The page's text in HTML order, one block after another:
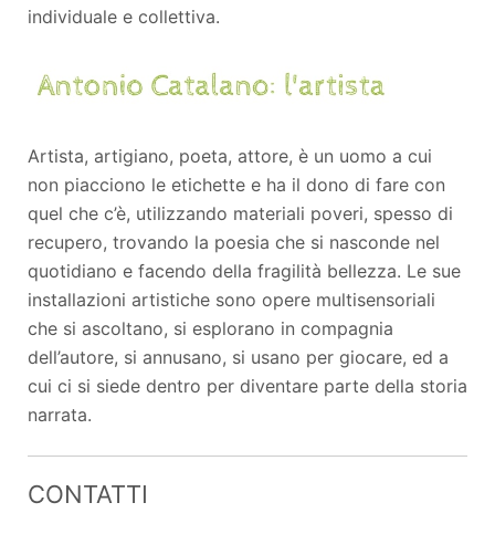
individuale e collettiva.
Artista, artigiano, poeta, attore, è un uomo a cui
non piacciono le etichette e ha il dono di fare con
quel che c’è, utilizzando materiali poveri, spesso di
recupero, trovando la poesia che si nasconde nel
quotidiano e facendo della fragilità bellezza. Le sue
installazioni artistiche sono opere multisensoriali
che si ascoltano, si esplorano in compagnia
dell’autore, si annusano, si usano per giocare, ed a
cui ci si siede dentro per diventare parte della storia
narrata.
CONTATTI